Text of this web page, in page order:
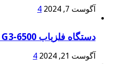
آگوست 7, 2024 4
دستگاه فلزیاب SUPER SENSOR G3-6500
آگوست 21, 2024 4